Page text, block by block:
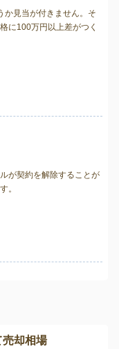
か見当が付きません。そ
に100万円以上差がつく
が契約を解除することが
。
売却相場